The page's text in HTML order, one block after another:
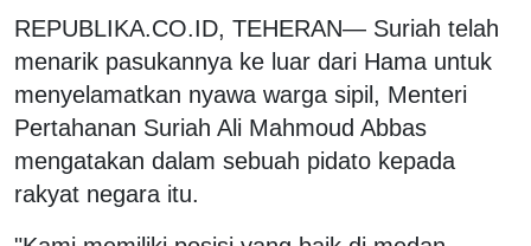
REPUBLIKA.CO.ID, TEHERAN— Suriah telah
menarik pasukannya ke luar dari Hama untuk
menyelamatkan nyawa warga sipil, Menteri
Pertahanan Suriah Ali Mahmoud Abbas
mengatakan dalam sebuah pidato kepada
rakyat negara itu.